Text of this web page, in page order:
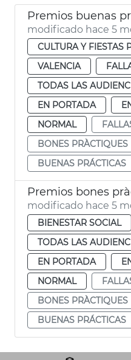
modificado hace 5
CULTURA Y FIESTAS
VALENCIA
TODAS LAS
EN PORTADA
NORMAL
BONES PRÀCTIQUES
BUENAS PRÁCTICAS
modificado hace 5
BIENESTAR SOCIAL
TODAS LAS
EN PORTADA
NORMAL
BONES PRÀCTIQUES
BUENAS PRÁCTICAS